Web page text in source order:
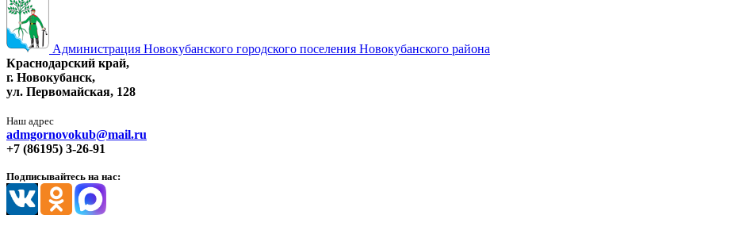
Администрация Новокубанского городского поселения Новокубанского района
Краснодарский край,
г. Новокубанск,
ул. Первомайская, 128
Наш адрес
admgornovokub@mail.ru
+7 (86195) 3-26-91
Подписывайтесь на нас: